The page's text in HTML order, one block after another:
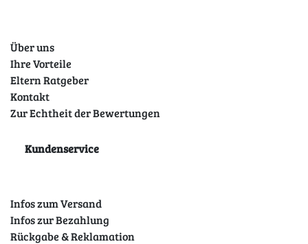
Über uns
Ihre Vorteile
Eltern Ratgeber
Kontakt
Zur Echtheit der Bewertungen
Kundenservice
Infos zum Versand
Infos zur Bezahlung
Rückgabe & Reklamation